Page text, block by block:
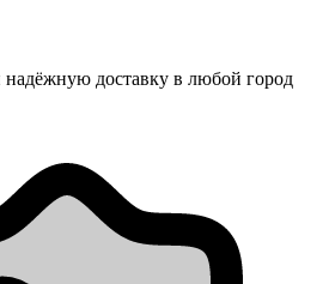
доставку в любой город